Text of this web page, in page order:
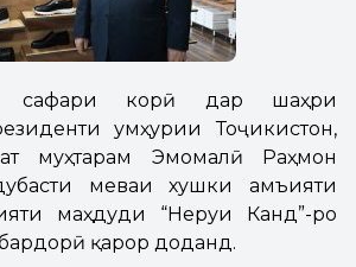
сафари корӣ дар шаҳри
Ҷумҳурии Тоҷикистон,
муҳтарам Эмомалӣ Раҳмон
меваи хушки Ҷамъияти
маҳдуди “Неруи Канд”-ро
қарор доданд.